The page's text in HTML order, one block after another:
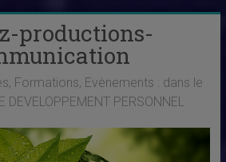
productions-
Formations, Evènements : dans le
DEVELOPPEMENT PERSONNEL